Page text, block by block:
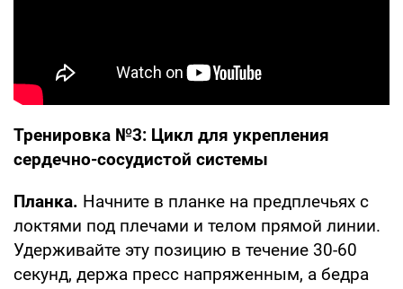
Тренировка №3: Цикл для укрепления
сердечно-сосудистой системы
Планка. Начните в планке на предплечьях с
локтями под плечами и телом прямой линии.
Удерживайте эту позицию в течение 30-60
секунд, держа пресс напряженным, а бедра